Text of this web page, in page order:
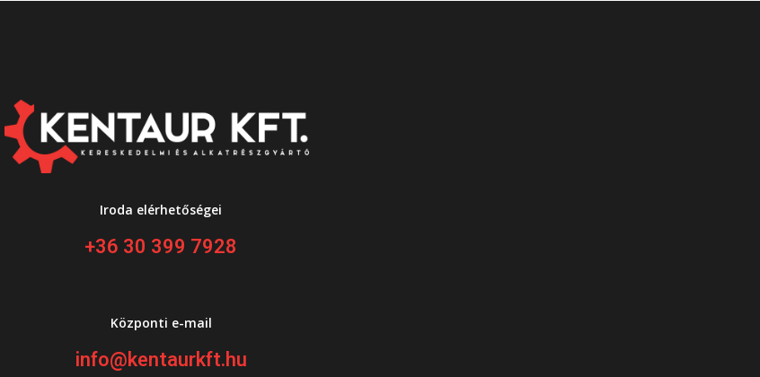
Iroda elérhetőségei
+36 30 399 7928
Központi e-mail
info@kentaurkft.hu